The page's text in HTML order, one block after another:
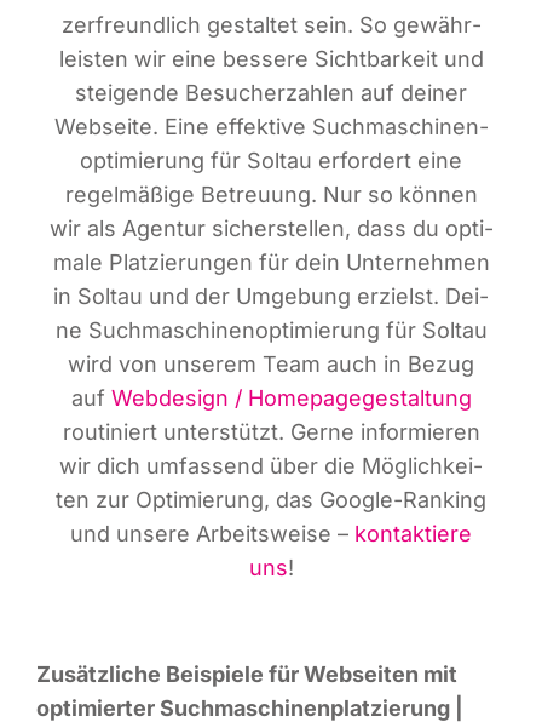
zer­freund­lich gestal­tet sein. So gewähr­
leis­ten wir eine bes­se­re Sicht­bar­keit und
stei­gen­de Besu­cher­zah­len auf dei­ner
Web­sei­te. Eine effek­ti­ve Such­ma­schi­nen­
op­ti­mie­rung für Sol­tau erfor­dert eine
regel­mä­ßi­ge Betreu­ung. Nur so kön­nen
wir als Agen­tur sicher­stel­len, dass du opti­
ma­le Plat­zie­run­gen für dein Unter­neh­men
in Sol­tau und der Umge­bung erzielst. Dei­
ne Such­ma­schi­nen­op­ti­mie­rung für Sol­tau
wird von unse­rem Team auch in Bezug
auf Web­de­sign / Home­page­ge­stal­tung
rou­ti­niert unter­stützt. Ger­ne infor­mie­ren
wir dich umfas­send über die Mög­lich­kei­
ten zur Opti­mie­rung, das Goog­le-Ran­king
und unse­re Arbeits­wei­se – kon­tak­tie­re
uns!
Zusätz­li­che Bei­spie­le für Web­sei­ten mit
opti­mier­ter Such­ma­schi­nen­plat­zie­rung |